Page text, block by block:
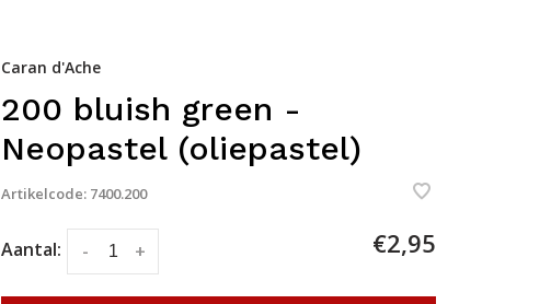
Caran d'Ache
200 bluish green -
Neopastel (oliepastel)
Artikelcode: 7400.200
Aantal: +
- €2,95